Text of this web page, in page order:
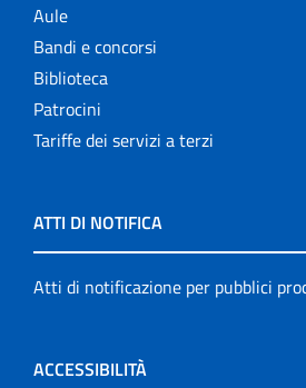
Aule
Bandi e concorsi
Biblioteca
Patrocini
Tariffe dei servizi a terzi
ATTI DI NOTIFICA
Atti di notificazione per pubblici
ACCESSIBILITÀ